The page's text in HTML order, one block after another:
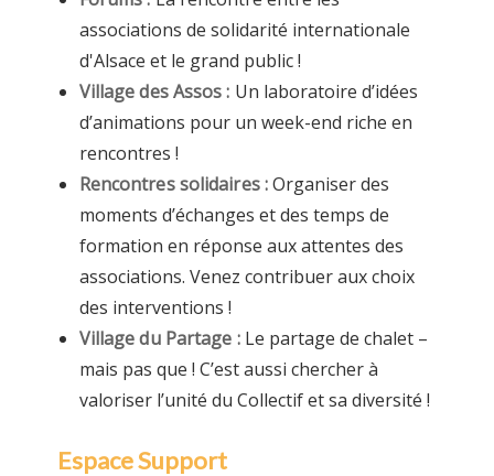
associations de solidarité internationale
d'Alsace et le grand public !
Village des Assos : Un laboratoire d’idées
d’animations pour un week-end riche en
rencontres !
Rencontres solidaires :Organiser des
moments d’échanges et des temps de
formation en réponse aux attentes des
associations. Venez contribuer aux choix
des interventions !
Village du Partage :Le partage de chalet –
mais pas que ! C’est aussi chercher à
valoriser l’unité du Collectif et sa diversité !
Espace Support